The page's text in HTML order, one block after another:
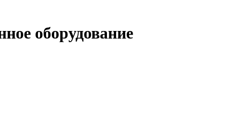
оборудование